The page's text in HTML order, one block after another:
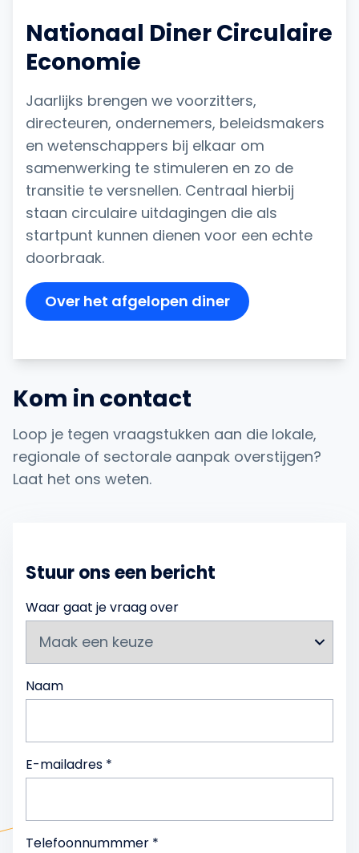
Nationaal Diner Circulaire
Economie
Jaarlijks brengen we voorzitters,
directeuren, ondernemers, beleidsmakers
en wetenschappers bij elkaar om
samenwerking te stimuleren en zo de
transitie te versnellen. Centraal hierbij
staan circulaire uitdagingen die als
startpunt kunnen dienen voor een echte
doorbraak.
Over het afgelopen diner
Kom in contact
Loop je tegen vraagstukken aan die lokale,
regionale of sectorale aanpak overstijgen?
Laat het ons weten.
Stuur ons een bericht
Waar gaat je vraag over
Naam
E-mailadres *
Telefoonnummmer *